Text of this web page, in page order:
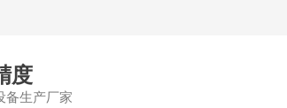
度
备生产厂家